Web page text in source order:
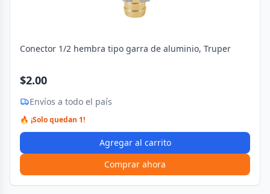
Conector 1/2 hembra tipo garra de aluminio, Truper
$2.00
Envíos a todo el país
🔥 ¡Solo quedan 1!
Agregar al carrito
Comprar ahora